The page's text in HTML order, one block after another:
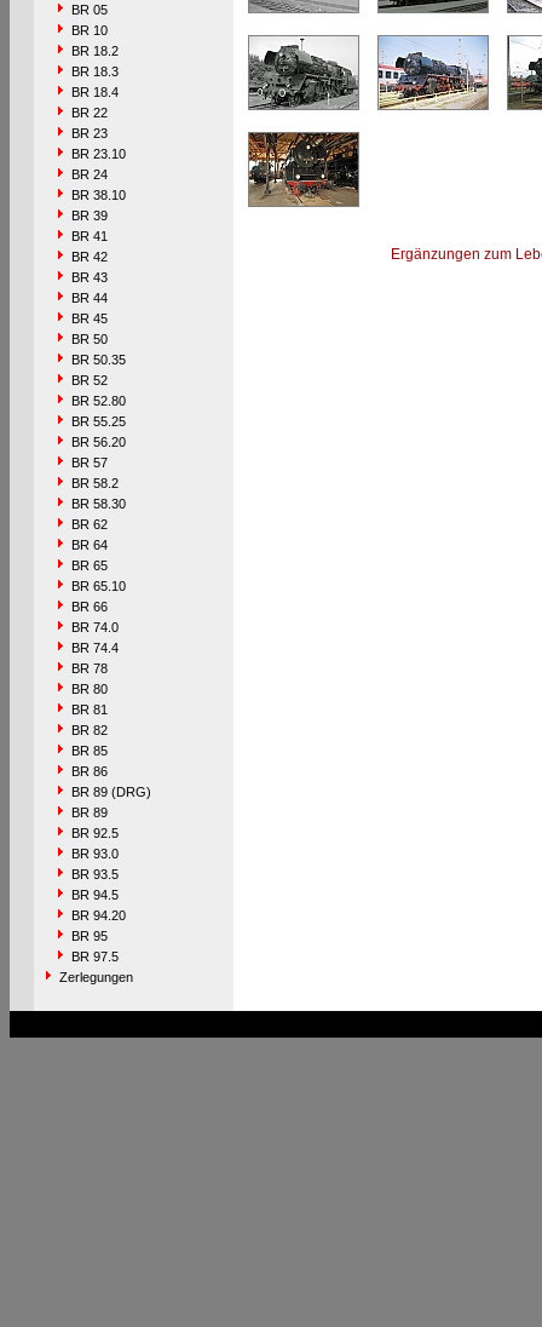
BR 05
BR 10
BR 18.2
BR 18.3
BR 18.4
BR 22
BR 23
BR 23.10
BR 24
BR 38.10
BR 39
BR 41
BR 42
BR 43
BR 44
BR 45
BR 50
BR 50.35
BR 52
BR 52.80
BR 55.25
BR 56.20
BR 57
BR 58.2
BR 58.30
BR 62
BR 64
BR 65
BR 65.10
BR 66
BR 74.0
BR 74.4
BR 78
BR 80
BR 81
BR 82
BR 85
BR 86
BR 89 (DRG)
BR 89
BR 92.5
BR 93.0
BR 93.5
BR 94.5
BR 94.20
BR 95
BR 97.5
Zerlegungen
Ergänzungen zum